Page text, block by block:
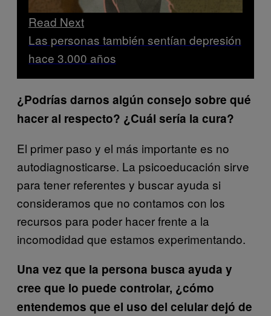
Read Next
Las personas también sentían depresión
hace 3.000 años
¿Podrías darnos algún consejo sobre qué
hacer al respecto? ¿Cuál sería la cura?
El primer paso y el más importante es no
autodiagnosticarse. La psicoeducación sirve
para tener referentes y buscar ayuda si
consideramos que no contamos con los
recursos para poder hacer frente a la
incomodidad que estamos experimentando.
Una vez que la persona busca ayuda y
cree que lo puede controlar, ¿cómo
entendemos que el uso del celular dejó de